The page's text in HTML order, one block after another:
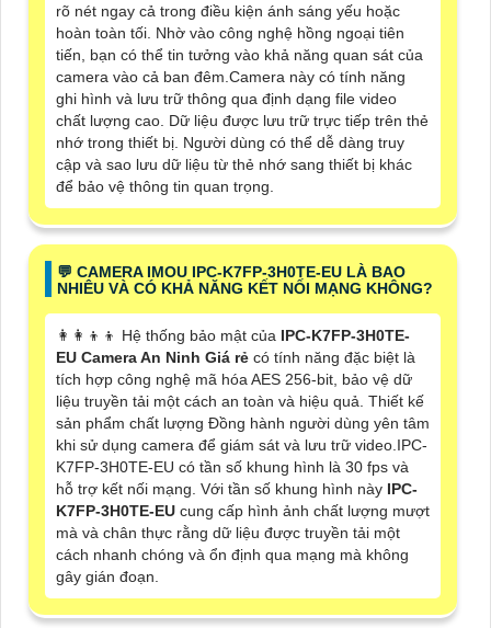
rõ nét ngay cả trong điều kiện ánh sáng yếu hoặc
hoàn toàn tối. Nhờ vào công nghệ hồng ngoại tiên
tiến, bạn có thể tin tưởng vào khả năng quan sát của
camera vào cả ban đêm.Camera này có tính năng
ghi hình và lưu trữ thông qua định dạng file video
chất lượng cao. Dữ liệu được lưu trữ trực tiếp trên thẻ
nhớ trong thiết bị. Người dùng có thể dễ dàng truy
cập và sao lưu dữ liệu từ thẻ nhớ sang thiết bị khác
để bảo vệ thông tin quan trọng.
️💬 CAMERA IMOU IPC-K7FP-3H0TE-EU LÀ BAO
NHIÊU VÀ CÓ KHẢ NĂNG KẾT NỐI MẠNG KHÔNG?
👩‍👩‍👦‍👦 Hệ thống bảo mật của IPC-K7FP-3H0TE-
EU Camera An Ninh Giá rẻ có tính năng đặc biệt là
tích hợp công nghệ mã hóa AES 256-bit, bảo vệ dữ
liệu truyền tải một cách an toàn và hiệu quả. Thiết kế
sản phẩm chất lượng Đồng hành người dùng yên tâm
khi sử dụng camera để giám sát và lưu trữ video.IPC-
K7FP-3H0TE-EU có tần số khung hình là 30 fps và
hỗ trợ kết nối mạng. Với tần số khung hình này IPC-
K7FP-3H0TE-EU cung cấp hình ảnh chất lượng mượt
mà và chân thực rằng dữ liệu được truyền tải một
cách nhanh chóng và ổn định qua mạng mà không
gây gián đoạn.